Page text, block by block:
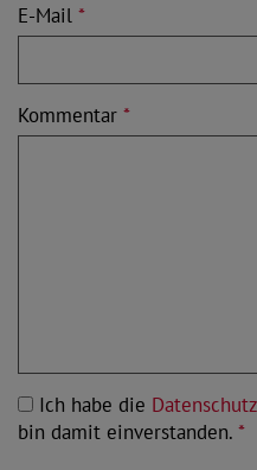
E-Mail *
Kommentar *
Ich habe die
bin damit einverstanden. *